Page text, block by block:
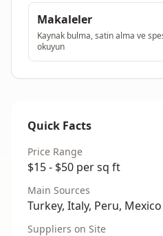
Makaleler
Kaynak bulma, satin alma ve
okuyun
Quick Facts
Price Range
$15 - $50 per sq ft
Main Sources
Turkey, Italy, Peru, Mexico
Suppliers on Site